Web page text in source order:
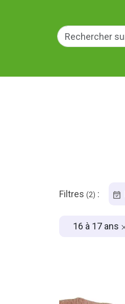
Filtres (2) :
16 à 17 ans